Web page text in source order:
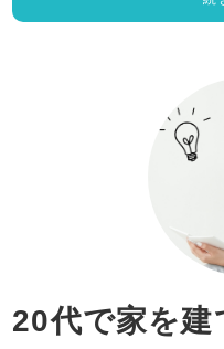
20代で家を